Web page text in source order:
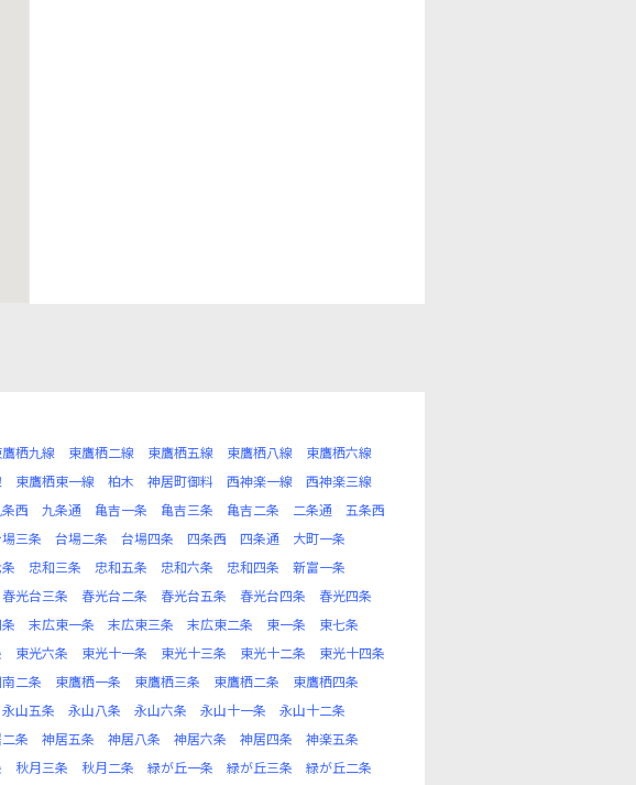
栖九線 東鷹栖二線 東鷹栖五線 東鷹栖八線
東鷹栖六線
東鷹栖東一線 柏木 神居町御料 西神楽一線
西神楽三線
西 九条通 亀吉一条 亀吉三条 亀吉二条 二条通
五条西
三条 台場二条 台場四条 四条西 四条通
大町一条
忠和三条 忠和五条 忠和六条 忠和四条
新富一条
春光台三条 春光台二条 春光台五条 春光台四条
春光四条
末広東一条 末広東三条 末広東二条 東一条
東七条
東光六条 東光十一条 東光十三条 東光十二条
東光十四条
二条 東鷹栖一条 東鷹栖三条 東鷹栖二条
東鷹栖四条
永山五条 永山八条 永山六条 永山十一条
永山十二条
条 神居五条 神居八条 神居六条 神居四条
神楽五条
秋月三条 秋月二条 緑が丘一条 緑が丘三条
緑が丘二条